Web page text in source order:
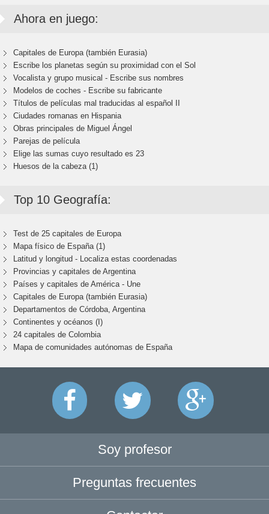
Ahora en juego:
Capitales de Europa (también Eurasia)
Escribe los planetas según su proximidad con el Sol
Vocalista y grupo musical - Escribe sus nombres
Modelos de coches - Escribe su fabricante
Títulos de películas mal traducidas al español II
Ciudades romanas en Hispania
Obras principales de Miguel Ángel
Parejas de película
Elige las sumas cuyo resultado es 23
Huesos de la cabeza (1)
Top 10 Geografía:
Test de 25 capitales de Europa
Mapa físico de España (1)
Latitud y longitud - Localiza estas coordenadas
Provincias y capitales de Argentina
Países y capitales de América - Une
Capitales de Europa (también Eurasia)
Departamentos de Córdoba, Argentina
Continentes y océanos (I)
24 capitales de Colombia
Mapa de comunidades autónomas de España
Soy profesor
Preguntas frecuentes